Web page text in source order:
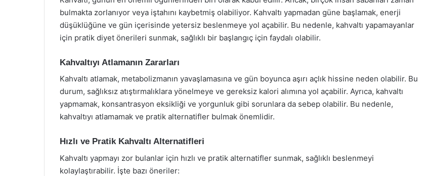
bulmakta zorlanıyor veya iştahını kaybetmiş olabiliyor. Kahvaltı yapmadan güne başlamak, enerji
düşüklüğüne ve gün içerisinde yetersiz beslenmeye yol açabilir. Bu nedenle, kahvaltı yapamayanlar
için pratik diyet önerileri sunmak, sağlıklı bir başlangıç için faydalı olabilir.
Kahvaltıyı Atlamanın Zararları
Kahvaltı atlamak, metabolizmanın yavaşlamasına ve gün boyunca aşırı açlık hissine neden olabilir. Bu
durum, sağlıksız atıştırmalıklara yönelmeye ve gereksiz kalori alımına yol açabilir. Ayrıca, kahvaltı
yapmamak, konsantrasyon eksikliği ve yorgunluk gibi sorunlara da sebep olabilir. Bu nedenle,
kahvaltıyı atlamamak ve pratik alternatifler bulmak önemlidir.
Hızlı ve Pratik Kahvaltı Alternatifleri
Kahvaltı yapmayı zor bulanlar için hızlı ve pratik alternatifler sunmak, sağlıklı beslenmeyi
kolaylaştırabilir. İşte bazı öneriler: